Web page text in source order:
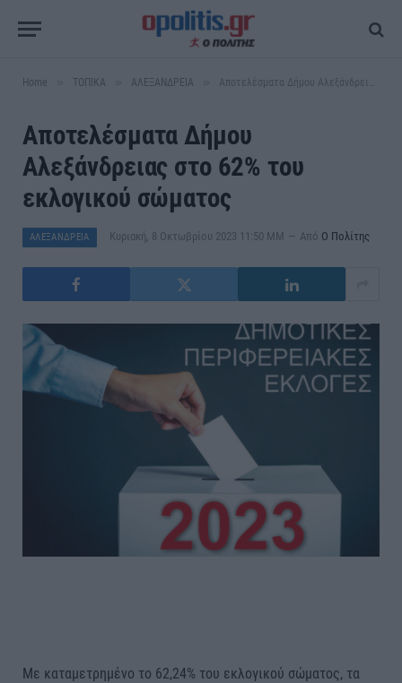
Home ΤΟΠΙΚΑ ΑΛΕΞΑΝΔΡΕΙΑ Αποτελέσματα Δήμου Αλεξάνδρειας στο 62% του εκλογικού σώματος
Αποτελέσματα Δήμου
Αλεξάνδρειας στο 62% του
εκλογικού σώματος
ΑΛΕΞΑΝΔΡΕΙΑ Κυριακή, 8 Οκτωβρίου 2023 11:50 ΜΜ Από Ο Πολίτης
Με καταμετρημένο το 62,24% του εκλογικού σώματος, τα